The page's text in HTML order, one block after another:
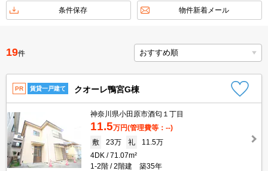
不動産会社から
TOP
条件保存 物件新着メール
19件
PR 賃貸一戸建て クオーレ鴨宮G棟
神奈川県小田原市酒匂１丁目
11.5万円(管理費等：--)
敷
23万 礼
11.5万
4DK
71.07m²
1-2階
2階建 築35年